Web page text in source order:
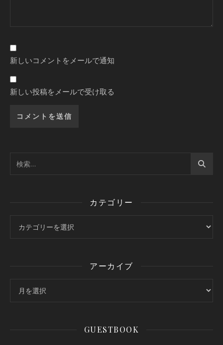
新しいコメントをメールで通知
新しい投稿をメールで受け取る
カテゴリー
アーカイブ
GUESTBOOK